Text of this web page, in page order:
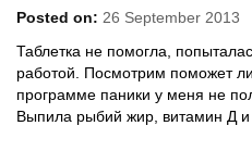
Posted on: 26 September 2013
Таблетка не помогла,
работой. Посмотрим поможет
программе паники у меня не
Выпила рыбий жир, витамин Д и